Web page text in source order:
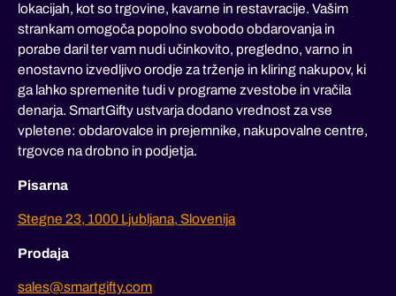
lokacijah, kot so trgovine, kavarne in restavracije. Vašim
strankam omogoča popolno svobodo obdarovanja in
porabe daril ter vam nudi učinkovito, pregledno, varno in
enostavno izvedljivo orodje za trženje in kliring nakupov, ki
ga lahko spremenite tudi v programe zvestobe in vračila
denarja. SmartGifty ustvarja dodano vrednost za vse
vpletene: obdarovalce in prejemnike, nakupovalne centre,
trgovce na drobno in podjetja.
Pisarna
Stegne 23, 1000 Ljubljana, Slovenija
Prodaja
sales@smartgifty.com